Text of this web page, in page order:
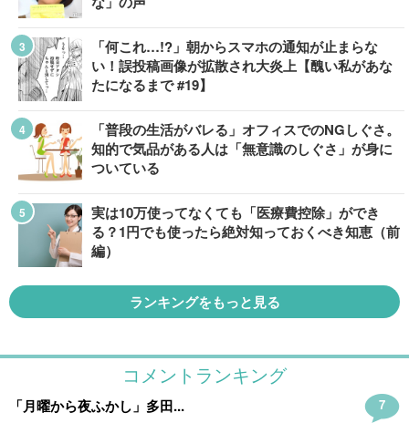
「何これ…!?」朝からスマホの通知が止まらな
い！誤投稿画像が拡散され大炎上【醜い私があな
たになるまで #19】
「普段の生活がバレる」オフィスでのNGしぐさ。
知的で気品がある人は「無意識のしぐさ」が身に
ついている
実は10万使ってなくても「医療費控除」ができ
る？1円でも使ったら絶対知っておくべき知恵（前
編）
ランキングをもっと見る